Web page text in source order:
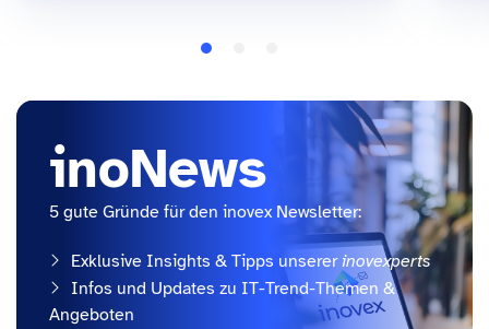
inoNews
5 gute Gründe für den inovex Newsletter:
Exklusive Insights & Tipps unserer inovexperts
Infos und Updates zu IT-Trend-Themen &
Angeboten